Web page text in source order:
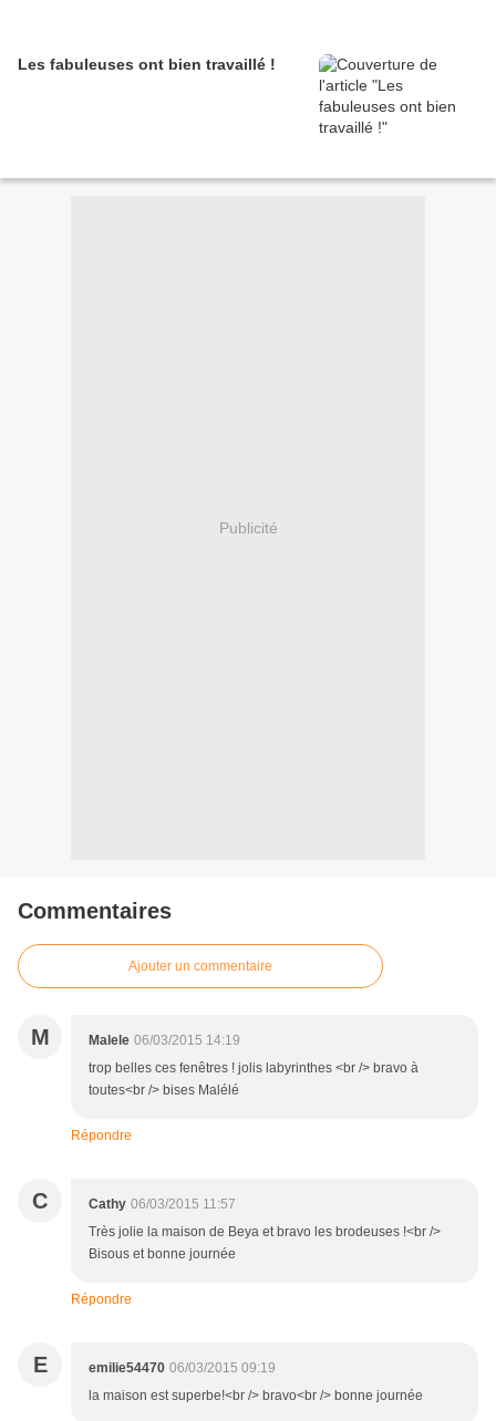
Les fabuleuses ont bien travaillé !
Publicité
Commentaires
Ajouter un commentaire
M Malele 06/03/2015 14:19
trop belles ces fenêtres ! jolis labyrinthes <br /> bravo à
toutes<br /> bises Malélé
Répondre
C Cathy 06/03/2015 11:57
Très jolie la maison de Beya et bravo les brodeuses !<br />
Bisous et bonne journée
Répondre
E emilie54470 06/03/2015 09:19
la maison est superbe!<br /> bravo<br /> bonne journée